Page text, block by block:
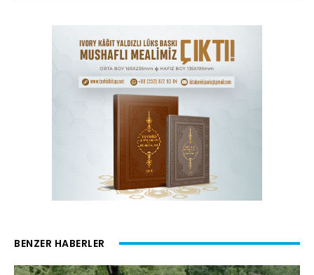
BENZER HABERLER